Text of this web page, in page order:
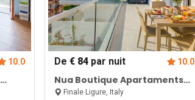
10.0 De € 84par nuit 10.0
Nua Boutique Apartaments
Penthouse 1
Finale Ligure, Italy